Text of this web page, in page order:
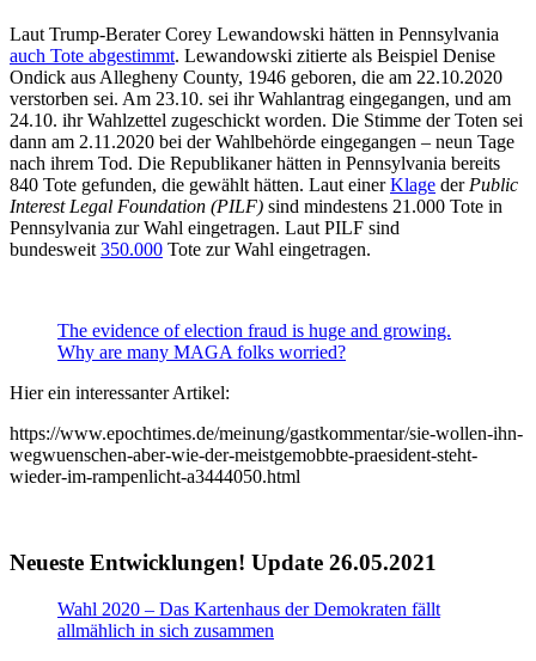
Laut Trump-Berater Corey Lewandowski hätten in Pennsylvania
auch Tote abgestimmt. Lewandowski zitierte als Beispiel Denise
Ondick aus Allegheny County, 1946 geboren, die am 22.10.2020
verstorben sei. Am 23.10. sei ihr Wahlantrag eingegangen, und am
24.10. ihr Wahlzettel zugeschickt worden. Die Stimme der Toten sei
dann am 2.11.2020 bei der Wahlbehörde eingegangen – neun Tage
nach ihrem Tod. Die Republikaner hätten in Pennsylvania bereits
840 Tote gefunden, die gewählt hätten. Laut einerKlage der Public
Interest Legal Foundation (PILF) sind mindestens 21.000 Tote in
Pennsylvania zur Wahl eingetragen. Laut PILF sind
bundesweit 350.000 Tote zur Wahl eingetragen.
The evidence of election fraud is huge and growing.
Why are many MAGA folks worried?
Hier ein interessanter Artikel:
https://www.epochtimes.de/meinung/gastkommentar/sie-wollen-ihn-
wegwuenschen-aber-wie-der-meistgemobbte-praesident-steht-
wieder-im-rampenlicht-a3444050.html
Neueste Entwicklungen! Update 26.05.2021
Wahl 2020 – Das Kartenhaus der Demokraten fällt
allmählich in sich zusammen